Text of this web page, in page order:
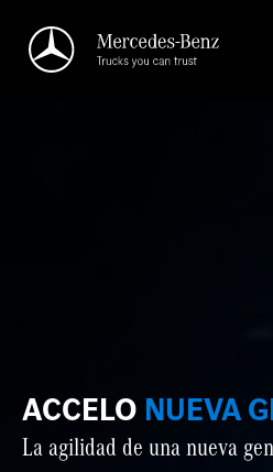
contenido
ACCELO NUEVA
La agilidad de una nueva